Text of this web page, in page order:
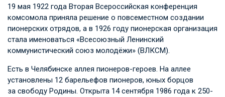
19 мая 1922 года Вторая Всероссийская конференция
комсомола приняла решение о повсеместном создании
пионерских отрядов, а в 1926 году пионерская организация
стала именоваться «Всесоюзный Ленинский
коммунистический союз молодёжи» (ВЛКСМ).
Есть в Челябинске аллея пионеров-героев. На аллее
установлены 12 барельефов пионеров, юных борцов
за свободу Родины. Открыта 14 сентября 1986 года к 250-